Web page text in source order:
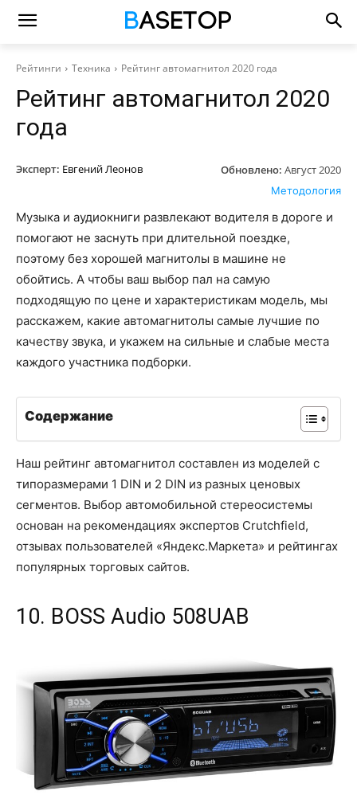
Рейтинги Техника Рейтинг автомагнитол 2020 года
Рейтинг автомагнитол 2020
года
Эксперт: Евгений Леонов Обновлено: Август 2020
Методология
Музыка и аудиокниги развлекают водителя в дороге и
помогают не заснуть при длительной поездке,
поэтому без хорошей магнитолы в машине не
обойтись. А чтобы ваш выбор пал на самую
подходящую по цене и характеристикам модель, мы
расскажем, какие автомагнитолы самые лучшие по
качеству звука, и укажем на сильные и слабые места
каждого участника подборки.
Содержание
Наш рейтинг автомагнитол составлен из моделей с
типоразмерами 1 DIN и 2 DIN из разных ценовых
сегментов. Выбор автомобильной стереосистемы
основан на рекомендациях экспертов Crutchfield,
отзывах пользователей «Яндекс.Маркета» и рейтингах
популярных торговых сайтов.
10. BOSS Audio 508UAB